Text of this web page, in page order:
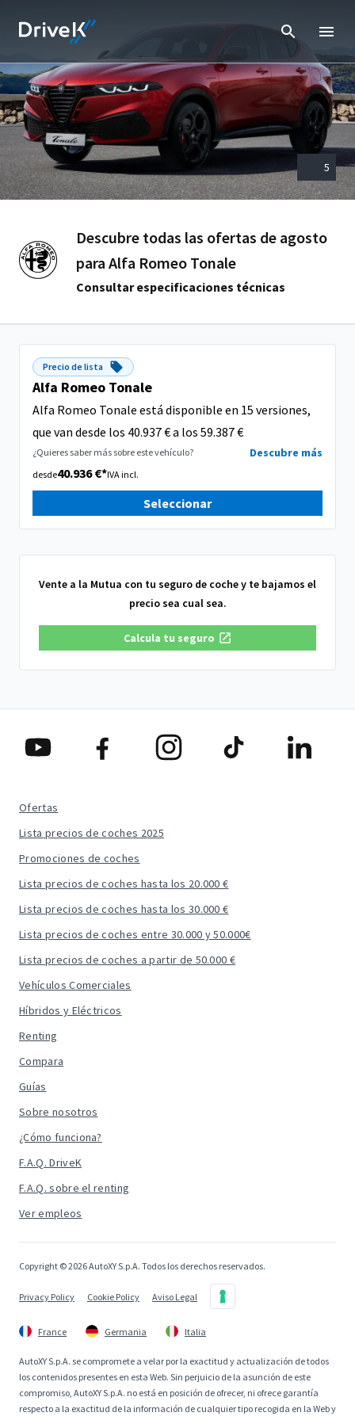
5
Descubre todas las ofertas de agosto
para Alfa Romeo Tonale
Consultar especificaciones técnicas
Precio de lista
Alfa Romeo Tonale
Alfa Romeo Tonale está disponible en 15 versiones,
que van desde los 40.937 € a los 59.387 €
¿Quieres saber más sobre este vehículo? Descubre más
desde40.936 €*IVA incl.
Seleccionar
Vente a la Mutua con tu seguro de coche y te bajamos el
precio sea cual sea.
Calcula tu seguro
Ofertas
Lista precios de coches 2025
Promociones de coches
Lista precios de coches hasta los 20.000 €
Lista precios de coches hasta los 30.000 €
Lista precios de coches entre 30.000 y 50.000€
Lista precios de coches a partir de 50.000 €
Vehículos Comerciales
Híbridos y Eléctricos
Renting
Compara
Guías
Sobre nosotros
¿Cómo funciona?
F.A.Q. DriveK
F.A.Q. sobre el renting
Ver empleos
Copyright © 2026 AutoXY S.p.A. Todos los derechos reservados.
Privacy Policy Cookie Policy Aviso Legal
France Germania Italia
AutoXY S.p.A. se compromete a velar por la exactitud y actualización de todos
los contenidos presentes en esta Web. Sin perjuicio de la asunción de este
compromiso, AutoXY S.p.A. no está en posición de ofrecer, ni ofrece garantía
respecto a la exactitud de la información de cualquier tipo recogida en la Web y